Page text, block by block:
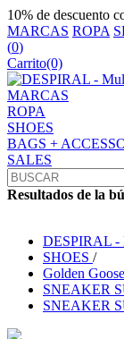
10% de descuento
MARCAS ROPA
(0)
Carrito(0)
MARCAS
ROPA
SHOES
BAGS +
SALES
Resultados de la
DESPIRAL -
SHOES /
Golden Goose
SNEAKER
SNEAKER